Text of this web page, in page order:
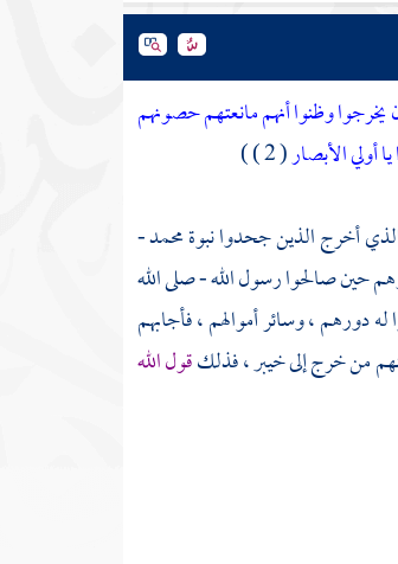
وظنوا أنهم مانعتهم حصونهم
أولي الأبصار( 2 ) )
أخرج الذين جحدوا نبوةمحمد-
حين صالحوا رسول الله - صلى الله
دورهم ، وسائر أموالهم ، فأجابهم
من خرج إلى خيبر ، فذلكقول الله